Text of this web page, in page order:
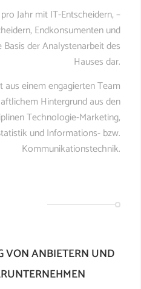
Jahr mit IT-Entscheidern, –
Endkonsumenten und
der Analystenarbeit des
Hauses dar.
einem engagierten Team
Hintergrund aus den
Technologie-Marketing,
und Informations- bzw.
Kommunikationstechnik.
VON ANBIETERN UND